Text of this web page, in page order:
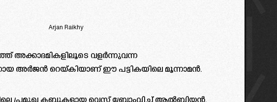
Arjan Raikhy
അക്കാദമികളിലൂടെ വളർന്നുവന്ന
അർജൻ റെയ്കിയാണ് ഈ പട്ടികയിലെ മൂന്നാമൻ.